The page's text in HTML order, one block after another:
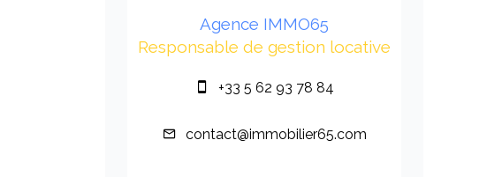
Agence IMMO65
Responsable de gestion locative
+33 5 62 93 78 84
contact@immobilier65.com